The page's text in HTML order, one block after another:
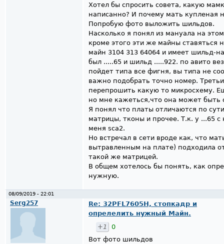
Хотел бы спросить совета, какую
написанно? И почему мать купленая
Попробую фото выложить шильдов.
Насколько я понял из мануала на
кроме этого эти же майны ставяться
майн 3104 313 64064 и имеет шильд-
был .....65 и шильд .....922. по авито
пойдет типа все фигня, вы типа не
важно подобрать точно номер.
перепрошить какую то микросхему.
но мне кажеться,что она может быть
Я понял что платы отличаются по
матрицы, тконы и прочее. Т.к. у ...65
меня sca2.
Но встречал в сети вроде как, что
вытравленным на плате) подходила
такой же матрицей.
В общем хотелось бы понять, как
нужную.
08/09/2019 - 22:01
Serg257
Re: 32PFL7605H, стопкадр и
опрелелить нужный Майн.
+1
0
Вот фото шильдов